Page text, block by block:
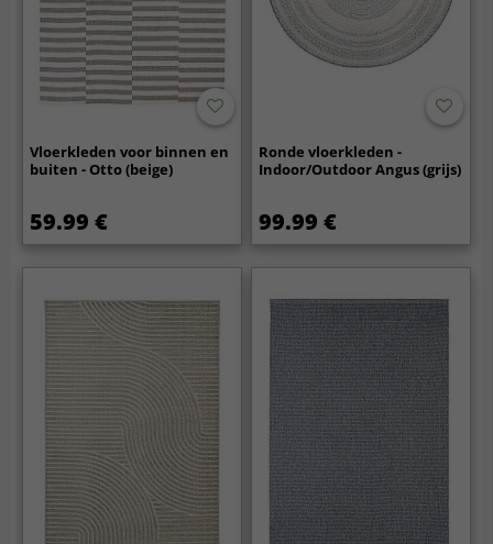
Vloerkleden voor binnen en
buiten - Otto (beige)
59.99 €
Ronde vloerkleden -
Indoor/Outdoor Angus (grijs)
99.99 €